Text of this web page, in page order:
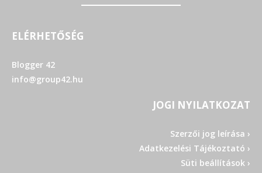
ELÉRHETŐSÉG
Blogger 42
info@group42.hu
JOGI NYILATKOZAT
Szerzői jog leírása ›
Adatkezelési Tájékoztató ›
Süti beállítások ›